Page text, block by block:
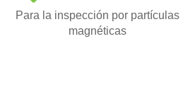
Para la inspección por partículas
magnéticas
e